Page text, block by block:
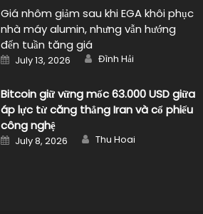
Giá nhôm giảm sau khi EGA khôi phục
nhà máy alumin, nhưng vẫn hướng
đến tuần tăng giá
Posted
on
July 13, 2026 Author
Đình Hải
Bitcoin giữ vững mốc 63.000 USD giữa
áp lực từ căng thẳng Iran và cổ phiếu
công nghệ
Posted
on
July 8, 2026 Author
Thu Hoai